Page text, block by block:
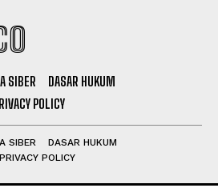
SIBER
DASAR HUKUM
POLICY
SIBER
DASAR HUKUM
PRIVACY POLICY